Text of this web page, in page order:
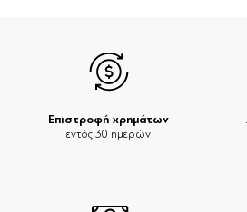
Επιστροφή χρημάτων
εντός 30 ημερών